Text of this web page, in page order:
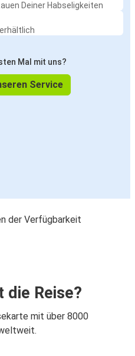
Deiner Habseligkeiten
Mal mit uns?
Service
der Verfügbarkeit
die Reise?
mit über 8000